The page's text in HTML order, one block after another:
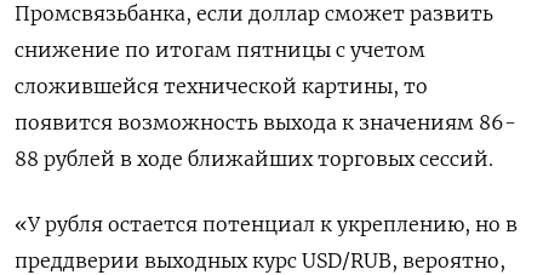
Промсвязьбанка, если доллар сможет развить
снижение по итогам пятницы с учетом
сложившейся технической картины, то
появится возможность выхода к значениям 86-
88 рублей в ходе ближайших торговых сессий.
«У рубля остается потенциал к укреплению, но в
преддверии выходных курс USD/RUB, вероятно,